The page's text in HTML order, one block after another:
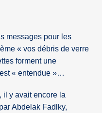
messages pour les
« vos débris de verre
forment une
« entendue »…
il y avait encore la
Abdelak Fadlky,